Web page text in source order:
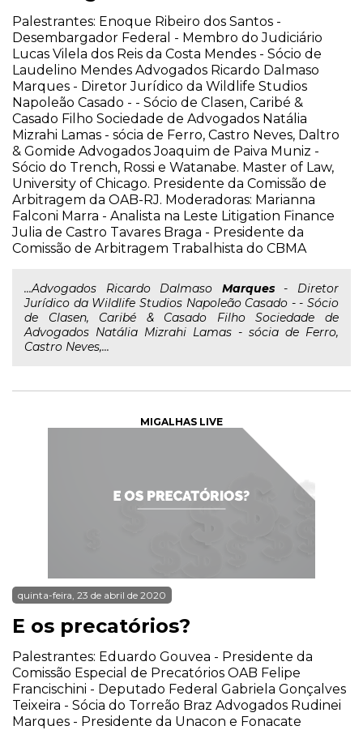
Palestrantes: Enoque Ribeiro dos Santos -
Desembargador Federal - Membro do Judiciário
Lucas Vilela dos Reis da Costa Mendes - Sócio de
Laudelino Mendes Advogados Ricardo Dalmaso
Marques - Diretor Jurídico da Wildlife Studios
Napoleão Casado - - Sócio de Clasen, Caribé &
Casado Filho Sociedade de Advogados Natália
Mizrahi Lamas - sócia de Ferro, Castro Neves, Daltro
& Gomide Advogados Joaquim de Paiva Muniz -
Sócio do Trench, Rossi e Watanabe. Master of Law,
University of Chicago. Presidente da Comissão de
Arbitragem da OAB-RJ. Moderadoras: Marianna
Falconi Marra - Analista na Leste Litigation Finance
Julia de Castro Tavares Braga - Presidente da
Comissão de Arbitragem Trabalhista do CBMA
...Advogados Ricardo Dalmaso Marques- Diretor
Jurídico da Wildlife Studios Napoleão Casado - - Sócio
de Clasen, Caribé & Casado Filho Sociedade de
Advogados Natália Mizrahi Lamas - sócia de Ferro,
Castro Neves,...
MIGALHAS LIVE
quinta-feira, 23 de abril de 2020
E os precatórios?
Palestrantes: Eduardo Gouvea - Presidente da
Comissão Especial de Precatórios OAB Felipe
Francischini - Deputado Federal Gabriela Gonçalves
Teixeira - Sócia do Torreão Braz Advogados Rudinei
Marques - Presidente da Unacon e Fonacate